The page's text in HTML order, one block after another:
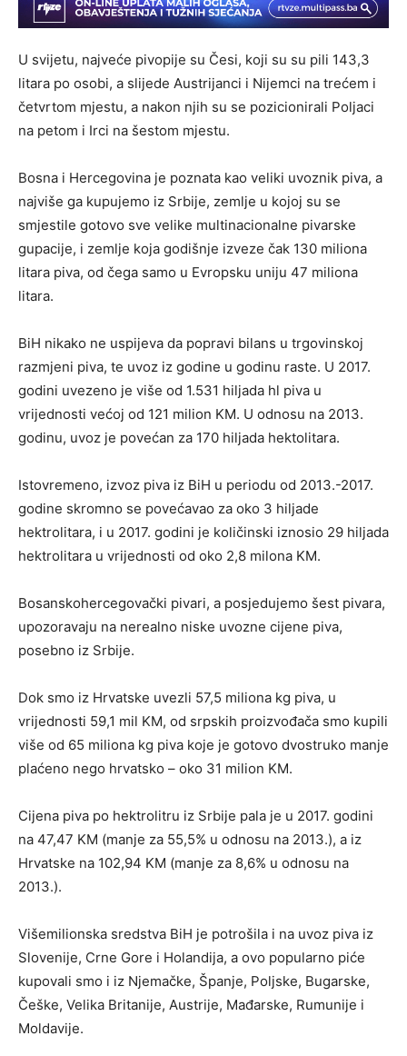
U svijetu, najveće pivopije su Česi, koji su su pili 143,3
litara po osobi, a slijede Austrijanci i Nijemci na trećem i
četvrtom mjestu, a nakon njih su se pozicionirali Poljaci
na petom i Irci na šestom mjestu.
Bosna i Hercegovina je poznata kao veliki uvoznik piva, a
najviše ga kupujemo iz Srbije, zemlje u kojoj su se
smjestile gotovo sve velike multinacionalne pivarske
gupacije, i zemlje koja godišnje izveze čak 130 miliona
litara piva, od čega samo u Evropsku uniju 47 miliona
litara.
BiH nikako ne uspijeva da popravi bilans u trgovinskoj
razmjeni piva, te uvoz iz godine u godinu raste. U 2017.
godini uvezeno je više od 1.531 hiljada hl piva u
vrijednosti većoj od 121 milion KM. U odnosu na 2013.
godinu, uvoz je povećan za 170 hiljada hektolitara.
Istovremeno, izvoz piva iz BiH u periodu od 2013.-2017.
godine skromno se povećavao za oko 3 hiljade
hektrolitara, i u 2017. godini je količinski iznosio 29 hiljada
hektrolitara u vrijednosti od oko 2,8 milona KM.
Bosanskohercegovački pivari, a posjedujemo šest pivara,
upozoravaju na nerealno niske uvozne cijene piva,
posebno iz Srbije.
Dok smo iz Hrvatske uvezli 57,5 miliona kg piva, u
vrijednosti 59,1 mil KM, od srpskih proizvođača smo kupili
više od 65 miliona kg piva koje je gotovo dvostruko manje
plaćeno nego hrvatsko – oko 31 milion KM.
Cijena piva po hektrolitru iz Srbije pala je u 2017. godini
na 47,47 KM (manje za 55,5% u odnosu na 2013.), a iz
Hrvatske na 102,94 KM (manje za 8,6% u odnosu na
2013.).
Višemilionska sredstva BiH je potrošila i na uvoz piva iz
Slovenije, Crne Gore i Holandija, a ovo popularno piće
kupovali smo i iz Njemačke, Španje, Poljske, Bugarske,
Češke, Velika Britanije, Austrije, Mađarske, Rumunije i
Moldavije.